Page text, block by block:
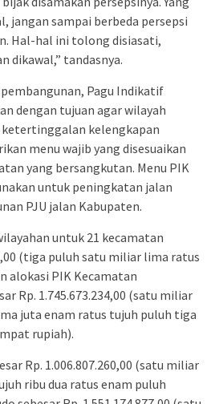
jangan sampai berbeda persepsi
Hal-hal ini tolong disiasati,
dikawal,” tandasnya.
Pagu Indikatif
dengan tujuan agar wilayah
kelengkapan
menu wajib yang disesuaikan
yang bersangkutan. Menu PIK
untuk peningkatan jalan
PJU jalan Kabupaten.
untuk 21 kecamatan
(tiga puluh satu miliar lima ratus
alokasi PIK Kecamatan
Rp. 1.745.673.234,00 (satu miliar
juta enam ratus tujuh puluh tiga
rupiah).
Rp. 1.006.807.260,00 (satu miliar
ribu dua ratus enam puluh